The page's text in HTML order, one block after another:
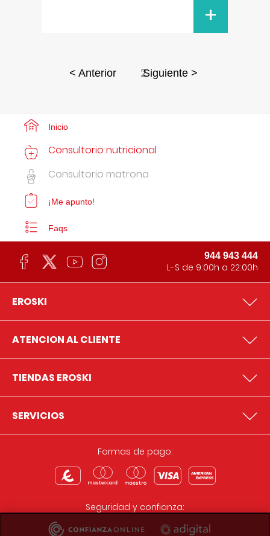
+
< Anterior 2Siguiente >
Inicio
Consultorio nutricional
Consultorio matrona
¡Me apunto!
Faqs
944 943 444
L-S de 9:00h a 22:00h
EROSKI
ATENCION AL CLIENTE
TIENDAS EROSKI
SERVICIOS
Formas de pago:
Seguridad y confianza: